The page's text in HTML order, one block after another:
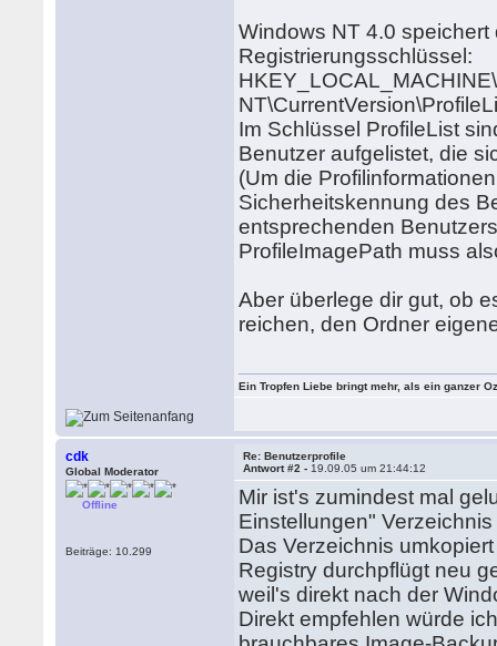
Windows NT 4.0
Registrierungsschlüssel:
Im Schlüssel ProfileList
Benutzer aufgelistet, die
(Um die
Sicherheitskennung des
entsprechenden
ProfileImagePath muss
Aber überlege dir gut, ob
reichen, den Ordner
Ein Tropfen Liebe bringt mehr, als ein ganzer
cdk
Global Moderator
Offline
Beiträge: 10.299
Re: Benutzerprofile
Antwort #2 - 19.09.05 um 21:44:12
Mir ist's zumindest mal
Einstellungen"
Das Verzeichnis
Registry durchpflügt neu
weil's direkt nach der
Direkt empfehlen würde